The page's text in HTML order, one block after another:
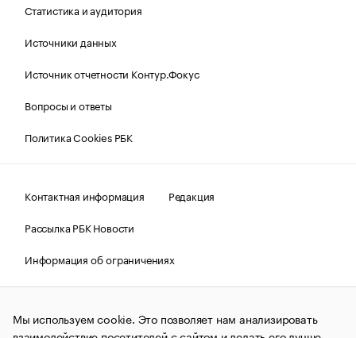
Статистика и аудитория
Источники данных
Источник отчетности Контур.Фокус
Вопросы и ответы
Политика Cookies РБК
Контактная информация
Редакция
Рассылка РБК Новости
Информация об ограничениях
Правовая информация
О соблюдении авторских прав
© АО «РОСБИЗНЕСКОНСАЛТИНГ»,1995–2026.Сообщения
и материалы информационного агентства «РБК»
Мы используем cookie. Это позволяет нам анализировать